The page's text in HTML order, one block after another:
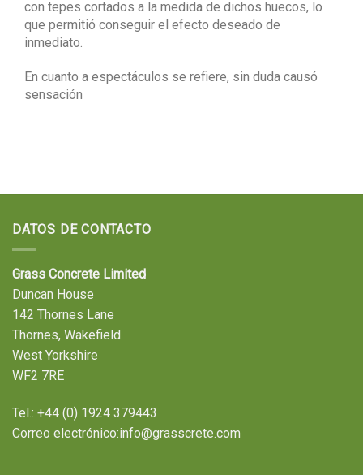
con tepes cortados a la medida de dichos huecos, lo
que permitió conseguir el efecto deseado de
inmediato.
En cuanto a espectáculos se refiere, sin duda causó
sensación
DATOS DE CONTACTO
Grass Concrete Limited
Duncan House
142 Thornes Lane
Thornes, Wakefield
West Yorkshire
WF2 7RE
Tel.: +44 (0) 1924 379443
Correo electrónico:info@grasscrete.com